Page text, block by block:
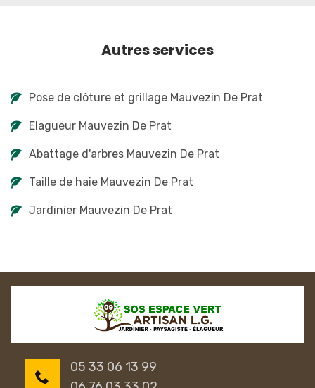
Autres services
Pose de clôture et grillage Mauvezin De Prat
Elagueur Mauvezin De Prat
Abattage d'arbres Mauvezin De Prat
Taille de haie Mauvezin De Prat
Jardinier Mauvezin De Prat
05 33 06 13 99